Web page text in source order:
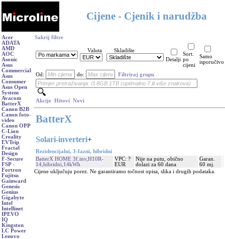
Cijene - Cjenik i narudžba
Acer
ADATA
AMD
AOC
Asonic
Asus
Commercial
Asus
Consumer
Asus Open
System
Avacom
BatterX
Canon B2B
Canon foto-
video
Canon OPP
C-Lion
Creality
EVTrip
Fractal
Design
F-Secure
FSP -
Fortron
Fujitsu
Gainward
Genesis
Genius
Gigabyte
Intel
Intellinet
IPEVO
IQ
Kingston
LC Power
Lenovo
Sakrij filtre
Valuta
Skladište
Detalji
Sort.
po
cijeni
Samo
isporučivo
Od: do: Filtriraj grupu
Akcije Hitovi Novi
BatterX
Solari-inverteri+
Rezidencijalni, 3-fazni, hibridni
BatterX HOME 3f.inv,H10R-
14,hibridni,14kWh
VPC: ?
EUR
Nije na putu, obično
dolazi za 60 dana
Garan.
60 mj.
Cijene uključuju porez. Ne garantiramo točnost opisa, slika i drugih podataka.